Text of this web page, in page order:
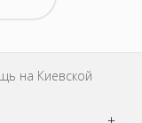
не
на Киевской